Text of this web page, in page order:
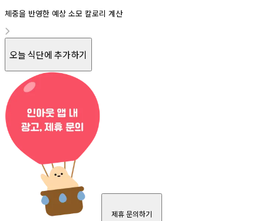
체중을 반영한 예상 소모 칼로리 계산
오늘 식단에 추가하기
제휴 문의하기